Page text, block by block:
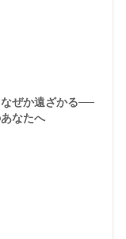
ぜか遠ざかる──
なたへ